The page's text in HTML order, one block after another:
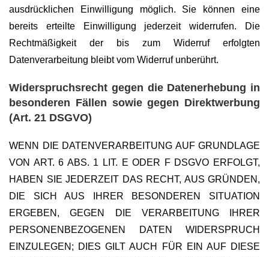
ausdrücklichen Einwilligung möglich. Sie können eine
bereits erteilte Einwilligung jederzeit widerrufen. Die
Rechtmäßigkeit der bis zum Widerruf erfolgten
Datenverarbeitung bleibt vom Widerruf unberührt.
Widerspruchsrecht gegen die Datenerhebung in
besonderen Fällen sowie gegen Direktwerbung
(Art. 21 DSGVO)
WENN DIE DATENVERARBEITUNG AUF GRUNDLAGE
VON ART. 6 ABS. 1 LIT. E ODER F DSGVO ERFOLGT,
HABEN SIE JEDERZEIT DAS RECHT, AUS GRÜNDEN,
DIE SICH AUS IHRER BESONDEREN SITUATION
ERGEBEN, GEGEN DIE VERARBEITUNG IHRER
PERSONENBEZOGENEN DATEN WIDERSPRUCH
EINZULEGEN; DIES GILT AUCH FÜR EIN AUF DIESE